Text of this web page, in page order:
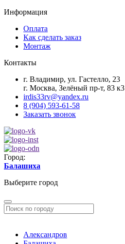
Информация
Оплата
Как сделать заказ
Монтаж
Контакты
г. Владимир, ул. Гастелло, 23
г. Москва, Зелёный пр-т, 83 к3
irdis33rv@yandex.ru
8 (904) 593-61-58
Заказать звонок
Город:
Балашиха
Выберите город
Александров